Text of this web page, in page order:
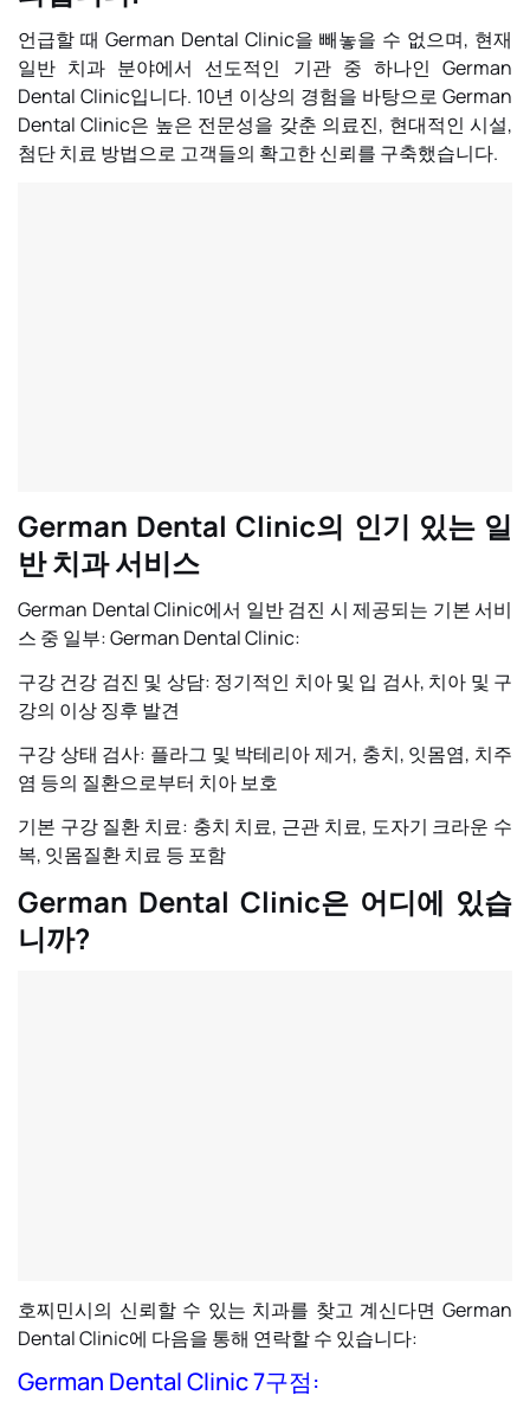
언급할 때 German Dental Clinic을 빼놓을 수 없으며, 현재
일반 치과 분야에서 선도적인 기관 중 하나인 German
Dental Clinic입니다. 10년 이상의 경험을 바탕으로 German
Dental Clinic은 높은 전문성을 갖춘 의료진, 현대적인 시설,
첨단 치료 방법으로 고객들의 확고한 신뢰를 구축했습니다.
German Dental Clinic의 인기 있는 일
반 치과 서비스
German Dental Clinic에서 일반 검진 시 제공되는 기본 서비
스 중 일부:German Dental Clinic:
구강 건강 검진 및 상담: 정기적인 치아 및 입 검사, 치아 및 구
강의 이상 징후 발견
구강 상태 검사: 플라그 및 박테리아 제거, 충치, 잇몸염, 치주
염 등의 질환으로부터 치아 보호
기본 구강 질환 치료: 충치 치료, 근관 치료, 도자기 크라운 수
복, 잇몸질환 치료 등 포함
German Dental Clinic은 어디에 있습
니까?
호찌민시의 신뢰할 수 있는 치과를 찾고 계신다면 German
Dental Clinic에 다음을 통해 연락할 수 있습니다:
German Dental Clinic 7구점: